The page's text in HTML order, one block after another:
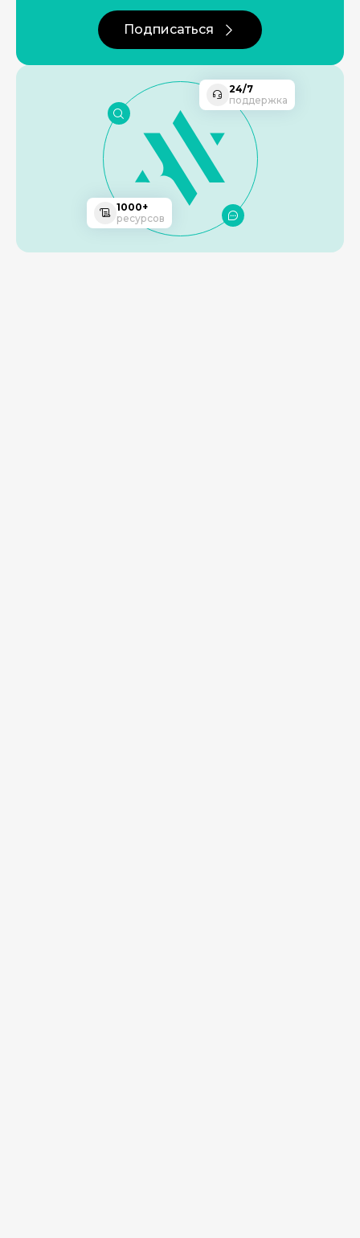
Подписаться
1000+
ресурсов
24/7
поддержка